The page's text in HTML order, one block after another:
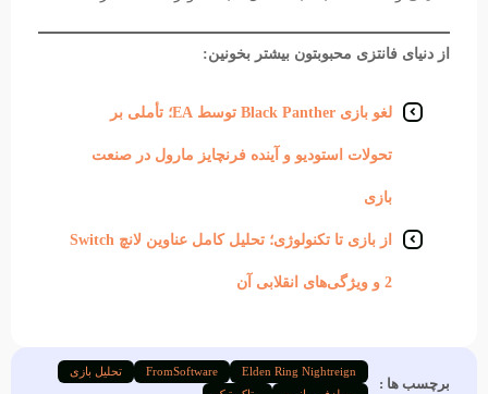
از دنیای فانتزی محبوبتون بیشتر بخونین:
لغو بازی Black Panther توسط EA؛ تأملی بر
تحولات استودیو و آینده فرنچایز مارول در صنعت
بازی
از بازی تا تکنولوژی؛ تحلیل کامل عناوین لانچ Switch
2 و ویژگی‌های انقلابی آن
برچسب ها :
Elden Ring Nightreign
FromSoftware
تحلیل بازی